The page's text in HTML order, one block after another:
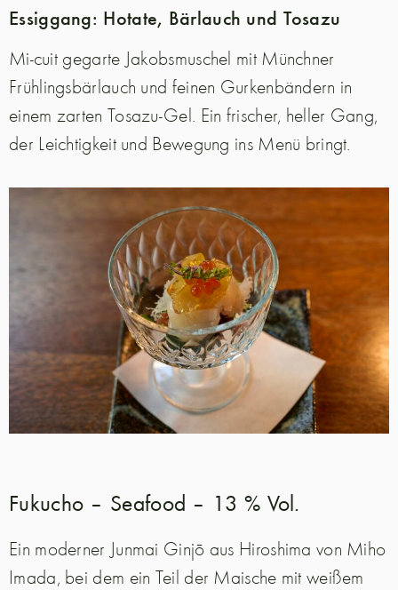
Essiggang: Hotate, Bärlauch und Tosazu
Mi-cuit gegarte Jakobsmuschel mit Münchner
Frühlingsbärlauch und feinen Gurkenbändern in
einem zarten Tosazu-Gel. Ein frischer, heller Gang,
der Leichtigkeit und Bewegung ins Menü bringt.
Fukucho – Seafood – 13 % Vol.
Ein moderner Junmai Ginjō aus Hiroshima von Miho
Imada, bei dem ein Teil der Maische mit weißem